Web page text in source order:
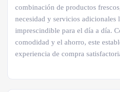
combinación de productos
necesidad y servicios adicionales
imprescindible para el día a día.
comodidad y el ahorro, este
experiencia de compra